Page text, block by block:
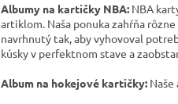
Albumy na kartičky NBA: NBA
artiklom. Naša ponuka zahŕňa
navrhnutý tak, aby vyhovoval
kúsky v perfektnom stave a
Album na hokejové kartičky: